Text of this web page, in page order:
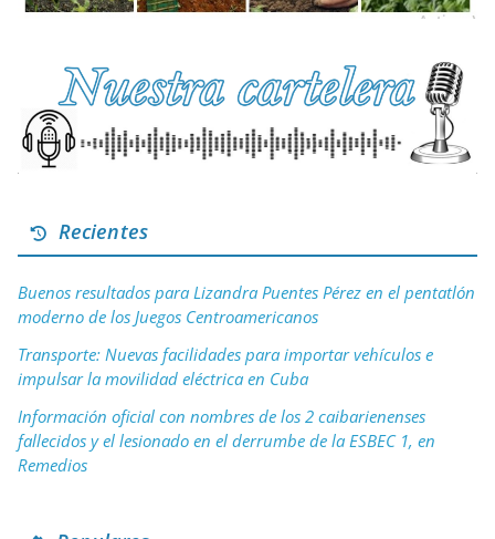
Recientes
Buenos resultados para Lizandra Puentes Pérez en el pentatlón
moderno de los Juegos Centroamericanos
Transporte: Nuevas facilidades para importar vehículos e
impulsar la movilidad eléctrica en Cuba
Información oficial con nombres de los 2 caibarienenses
fallecidos y el lesionado en el derrumbe de la ESBEC 1, en
Remedios